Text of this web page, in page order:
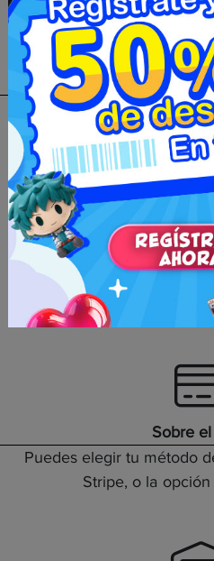
Comisión y
Nuestra comisión es de
cambiamos el precio del
de difusión son el precio
Tenga en cuenta que si el
los sitios de los
significa que nuestro
japoneses o cargos
compra en el sitio
atentamente las
Puedes elegir tu método
Stripe, o la
Sobre